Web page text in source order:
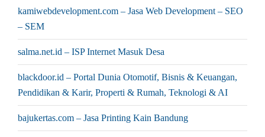
kamiwebdevelopment.com – Jasa Web Development – SEO
– SEM
salma.net.id – ISP Internet Masuk Desa
blackdoor.id – Portal Dunia Otomotif, Bisnis & Keuangan,
Pendidikan & Karir, Properti & Rumah, Teknologi & AI
bajukertas.com – Jasa Printing Kain Bandung